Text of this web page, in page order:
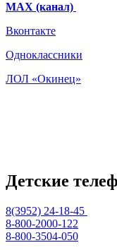
МАХ (канал)
Вконтакте
Одноклассники
ЛОЛ «Окинец»
Детские
8(3952) 24-18-45
8-800-2000-122
8-800-3504-050